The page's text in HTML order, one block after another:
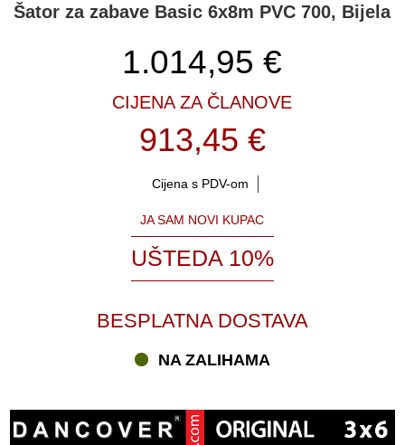
Šator za zabave Basic 6x8m PVC 700, Bijela
1.014,95 €
CIJENA ZA ČLANOVE
913,45 €
Cijena s PDV-om
JA SAM NOVI KUPAC
UŠTEDA 10%
BESPLATNA DOSTAVA
NA ZALIHAMA